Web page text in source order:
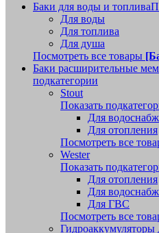
Баки для воды и топлива
Для воды
Для топлива
Для душа
Посмотреть все товары
Баки расширительные
подкатегории
Stout
Показать
Для
Для отопления
Посмотреть все
Wester
Показать
Для отопления
Для
Для ГВС
Посмотреть все